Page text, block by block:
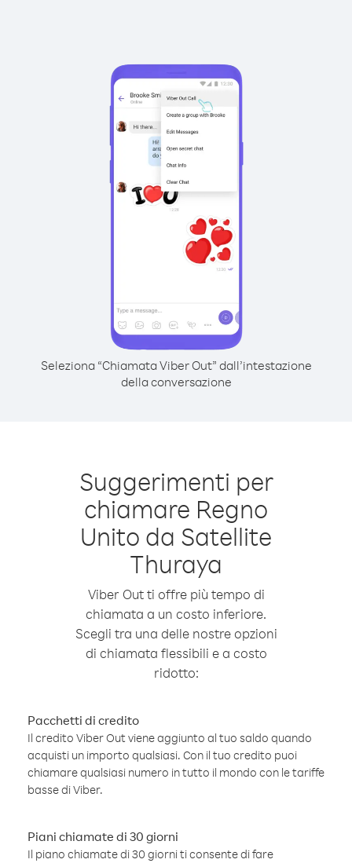
Seleziona “Chiamata Viber Out” dall’intestazione
della conversazione
Suggerimenti per
chiamare Regno
Unito da Satellite
Thuraya
Viber Out ti offre più tempo di
chiamata a un costo inferiore.
Scegli tra una delle nostre opzioni
di chiamata flessibili e a costo
ridotto:
Pacchetti di credito
Il credito Viber Out viene aggiunto al tuo saldo quando
acquisti un importo qualsiasi. Con il tuo credito puoi
chiamare qualsiasi numero in tutto il mondo con le tariffe
basse di Viber.
Piani chiamate di 30 giorni
Il piano chiamate di 30 giorni ti consente di fare